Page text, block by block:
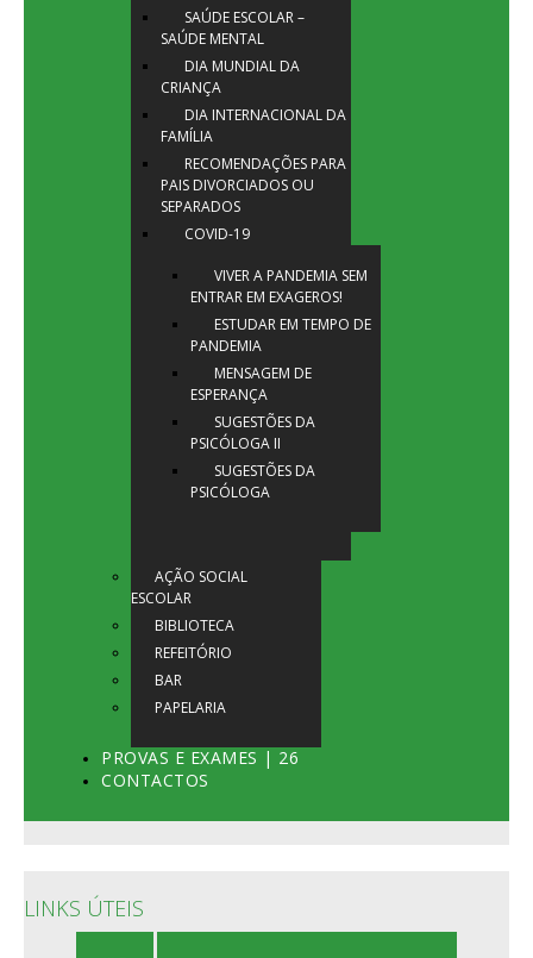
SAÚDE ESCOLAR –
SAÚDE MENTAL
DIA MUNDIAL DA
CRIANÇA
DIA INTERNACIONAL DA
FAMÍLIA
RECOMENDAÇÕES PARA
PAIS DIVORCIADOS OU
SEPARADOS
COVID-19
VIVER A PANDEMIA SEM
ENTRAR EM EXAGEROS!
ESTUDAR EM TEMPO DE
PANDEMIA
MENSAGEM DE
ESPERANÇA
SUGESTÕES DA
PSICÓLOGA II
SUGESTÕES DA
PSICÓLOGA
AÇÃO SOCIAL
ESCOLAR
BIBLIOTECA
REFEITÓRIO
BAR
PAPELARIA
PROVAS E EXAMES | 26
CONTACTOS
LINKS ÚTEIS